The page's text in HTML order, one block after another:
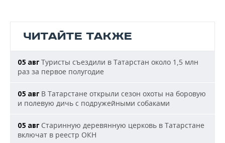
ЧИТАЙТЕ ТАКЖЕ
05 авг Туристы съездили в Татарстан около 1,5 млн
раз за первое полугодие
05 авг В Татарстане открыли сезон охоты на боровую
и полевую дичь с подружейными собаками
05 авг Старинную деревянную церковь в Татарстане
включат в реестр ОКН